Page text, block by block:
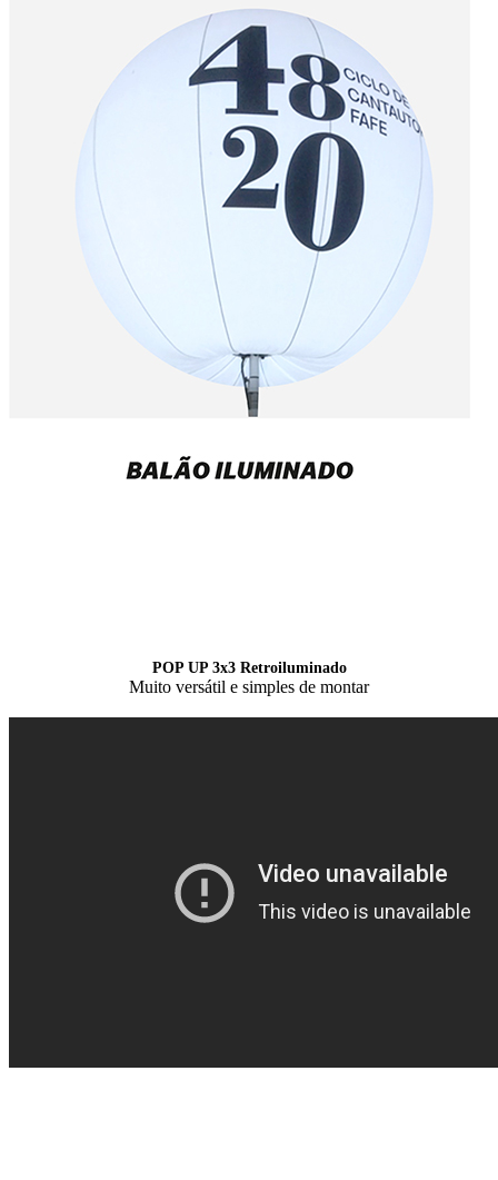
POP UP 3x3 Retroiluminado
Muito versátil e simples de montar